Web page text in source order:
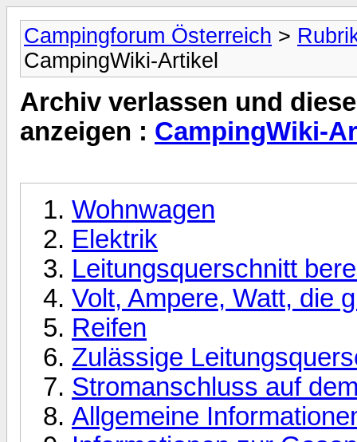
Campingforum Österreich >
CampingWiki-Artikel
Archiv verlassen und
anzeigen : CampingWiki-
Wohnwagen
Elektrik
Leitungsquerschnitt
Volt, Ampere, Watt, die
Reifen
Zulässige
Stromanschluss auf
Allgemeine